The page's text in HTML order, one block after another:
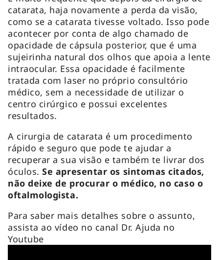
catarata, haja novamente a perda da visão,
como se a catarata tivesse voltado. Isso pode
acontecer por conta de algo chamado de
opacidade de cápsula posterior, que é uma
sujeirinha natural dos olhos que apoia a lente
intraocular. Essa opacidade é facilmente
tratada com laser no próprio consultório
médico, sem a necessidade de utilizar o
centro cirúrgico e possui excelentes
resultados.
A cirurgia de catarata é um procedimento
rápido e seguro que pode te ajudar a
recuperar a sua visão e também te livrar dos
óculos.Se apresentar os sintomas citados,
não deixe de procurar o médico, no caso o
oftalmologista.
Para saber mais detalhes sobre o assunto,
assista ao vídeo no canal Dr. Ajuda no
Youtube